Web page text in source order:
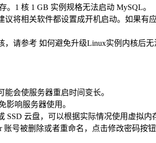
。1 核 1 GB 实例规格无法启动 MySQL。
将相关软件都设置成开机启动。如果有
请参考 如何避免升级Linux实例内核后无
能会使服务器重启时间变长。
影响服务器使用。
云盘，可以根据实际情况使用虚拟内
号被删除或者重命名，点击修改密码按钮